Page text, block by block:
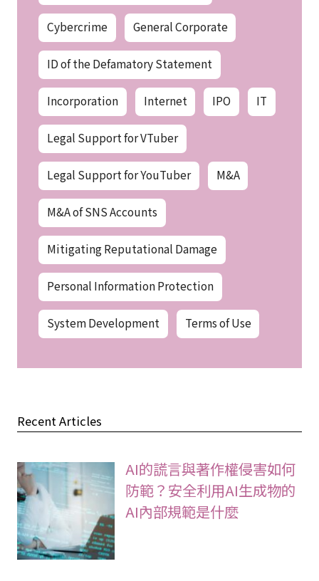
Cybercrime General Corporate
ID of the Defamatory Statement
Incorporation Internet IPO IT
Legal Support for VTuber
Legal Support for YouTuber M&A
M&A of SNS Accounts
Mitigating Reputational Damage
Personal Information Protection
System Development Terms of Use
Recent Articles
AI的謊言與著作權侵害如何
防範？安全利用AI生成物的
AI內部規範是什麼